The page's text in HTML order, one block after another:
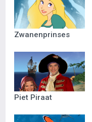
Zwanenprinses
Piet Piraat